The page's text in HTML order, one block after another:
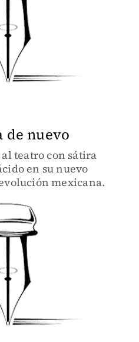
de nuevo
teatro con sátira
en su nuevo
mexicana.